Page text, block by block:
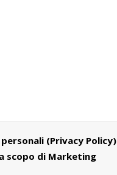
(Privacy Policy)
scopo di Marketing